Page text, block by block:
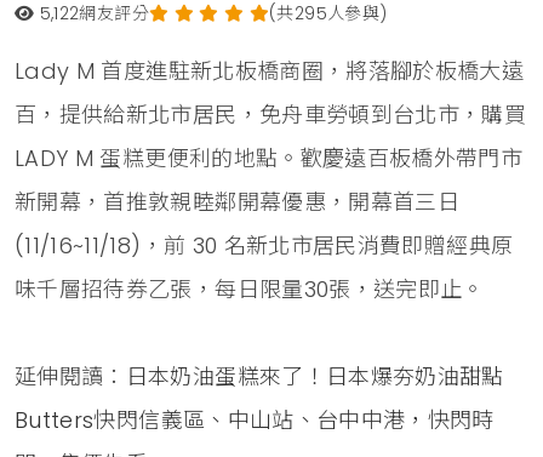
5,122網友評分 (共295人參與)
Lady M 首度進駐新北板橋商圈，將落腳於板橋大遠
百，提供給新北市居民，免舟車勞頓到台北市，購買
LADY M 蛋糕更便利的地點。歡慶遠百板橋外帶門市
新開幕，首推敦親睦鄰開幕優惠，開幕首三日
(11/16~11/18)，前 30 名新北市居民消費即贈經典原
味千層招待券乙張，每日限量30張，送完即止。
延伸閱讀： 日本奶油蛋糕來了！日本爆夯奶油甜點
Butters快閃信義區、中山站、台中中港，快閃時